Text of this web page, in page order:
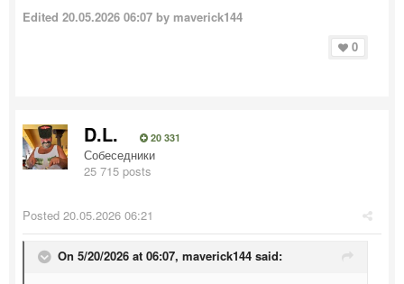
Edited 20.05.2026 06:07 by maverick144
0
D.L. 20 331
Собеседники
25 715 posts
Posted 20.05.2026 06:21
On 5/20/2026 at 06:07, maverick144 said: